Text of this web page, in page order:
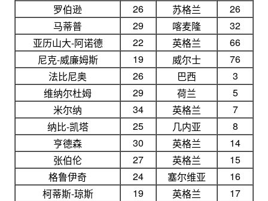
罗伯逊
26 苏格兰
26
马蒂普
29 喀麦隆
32
亚历山大-阿诺德
22 英格兰
66
尼克-威廉姆斯
19 威尔士
76
法比尼奥
26 巴西
3
维纳尔杜姆
29 荷兰
5
米尔纳
34 英格兰
7
纳比-凯塔
25 几内亚
8
亨德森
30 英格兰
14
张伯伦
27 英格兰
15
格鲁伊奇
24 塞尔维亚
16
柯蒂斯-琼斯
19 英格兰
17